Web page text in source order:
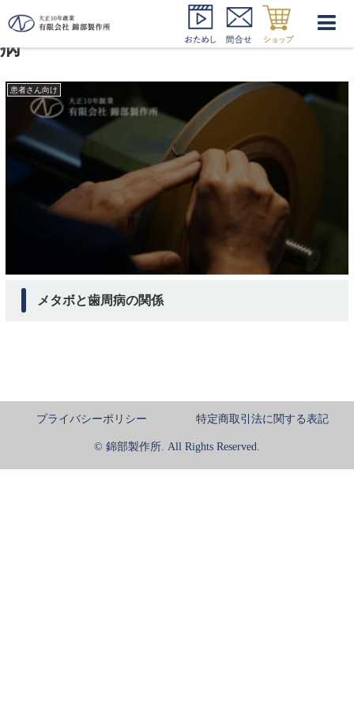
メタボリックシンドローム 歯周
病
患者さん向け
メタボと歯周病の関係
プライバシーポリシー 特定商取引法に関する表記
© 錦部製作所. All Rights Reserved.